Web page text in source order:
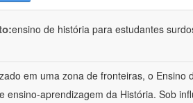
ensino de história para estudantes
em uma zona de fronteiras, o
ensino-aprendizagem da História. Sob